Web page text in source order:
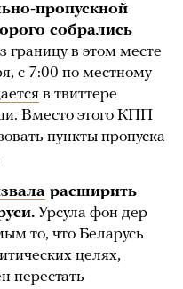
пропускной
собрались
границу в этом месте
с 7:00 по местному
в твиттере
Вместо этого КПП
пункты пропуска
расширить
Урсула фон дер
то, что Беларусь
целях,
перестать